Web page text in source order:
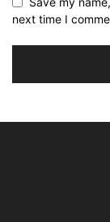
next time I